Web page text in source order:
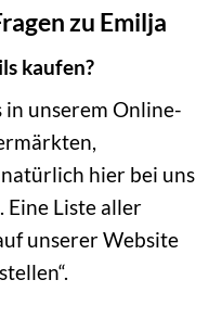
zu Emilja
kaufen?
in unserem Online-
hier bei uns
Eine Liste aller
unserer Website